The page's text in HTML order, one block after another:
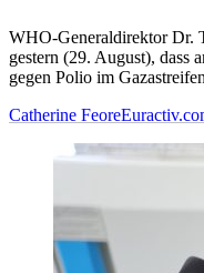
WHO-Generaldirektor Dr.
gestern (29. August), dass
gegen Polio im
Catherine Feore